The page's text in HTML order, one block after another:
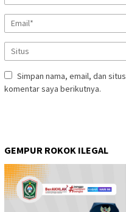
Simpan nama, email, dan
komentar saya berikutnya.
GEMPUR ROKOK ILEGAL